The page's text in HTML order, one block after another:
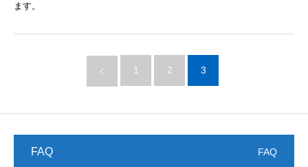
ます。
1 2 3
FAQ FAQ